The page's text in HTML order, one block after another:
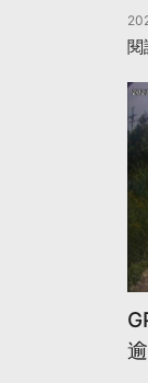
閱